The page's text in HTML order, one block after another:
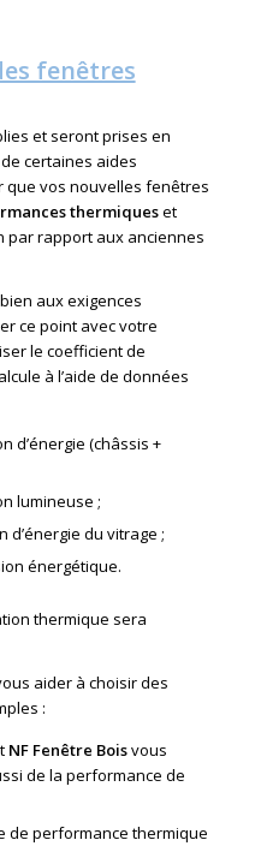
fenêtres
et seront prises en
certaines aides
que vos nouvelles fenêtres
thermiqueset
par rapport aux anciennes
aux exigences
ce point avec votre
le coefficient de
à l’aide de données
d’énergie (châssis +
lumineuse ;
d’énergie du vitrage ;
énergétique.
thermique sera
aider à choisir des
:
NF Fenêtre Boisvous
de la performance de
de performance thermique